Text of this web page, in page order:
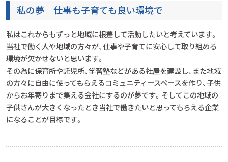
私の夢 仕事も子育ても良い環境で
私はこれからもずっと地域に根差して活動したいと考えています。
当社で働く人や地域の方々が、仕事や子育てに安心して取り組める
環境が欠かせないと思います。
その為に保育所や託児所、学習塾などがある社屋を建設し、また地域
の方々に自由に使ってもらえるコミュニティースペースを作り、子供
からお年寄りまで集える会社にするのが夢です。そしてこの地域の
子供さんが大きくなったとき当社で働きたいと思ってもらえる企業
になることが目標です。